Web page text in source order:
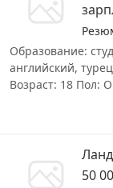
Образование:
английский,
Возраст: 18 Пол:
50